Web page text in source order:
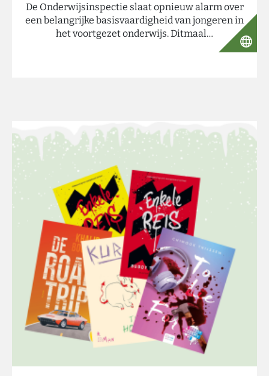
De Onderwijsinspectie slaat opnieuw alarm over
een belangrijke basisvaardigheid van jongeren in
het voortgezet onderwijs. Ditmaal…